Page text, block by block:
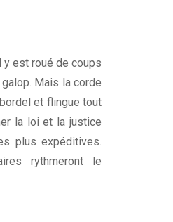
y est roué de coups
Mais la corde
et flingue tout
la loi et la justice
plus expéditives.
rythmeront le